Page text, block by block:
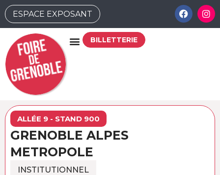
ESPACE EXPOSANT
BILLETTERIE
ALLÉE 9 - STAND 900
GRENOBLE ALPES
METROPOLE
INSTITUTIONNEL